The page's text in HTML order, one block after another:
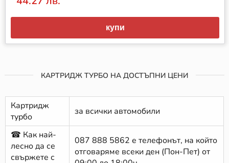
купи
КАРТРИДЖ ТУРБО НА ДОСТЪПНИ ЦЕНИ
Картридж
турбо
за всички автомобили
☎ Как най-
лесно да се
свържете с
087 888 5862 е телефонът, на който
отговаряме всеки ден (Пон-Пет) от